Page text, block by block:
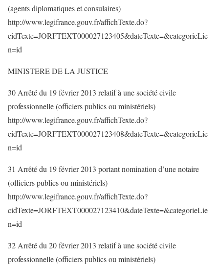
(agents diplomatiques et consulaires)
http://www.legifrance.gouv.fr/affichTexte.do?
cidTexte=JORFTEXT000027123405&dateTexte=&categorieLie
n=id
MINISTERE DE LA JUSTICE
30 Arrêté du 19 février 2013 relatif à une société civile
professionnelle (officiers publics ou ministériels)
http://www.legifrance.gouv.fr/affichTexte.do?
cidTexte=JORFTEXT000027123408&dateTexte=&categorieLie
n=id
31 Arrêté du 19 février 2013 portant nomination d’une notaire
(officiers publics ou ministériels)
http://www.legifrance.gouv.fr/affichTexte.do?
cidTexte=JORFTEXT000027123410&dateTexte=&categorieLie
n=id
32 Arrêté du 20 février 2013 relatif à une société civile
professionnelle (officiers publics ou ministériels)